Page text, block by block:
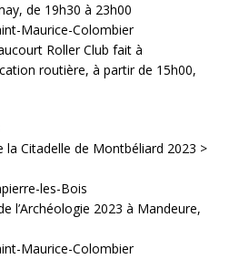
de 19h30 à 23h00
Maurice-Colombier
Roller Club fait à
routière, à partir de 15h00,
la Citadelle de Montbéliard 2023 >
les-Bois
l’Archéologie 2023 à Mandeure,
Maurice-Colombier